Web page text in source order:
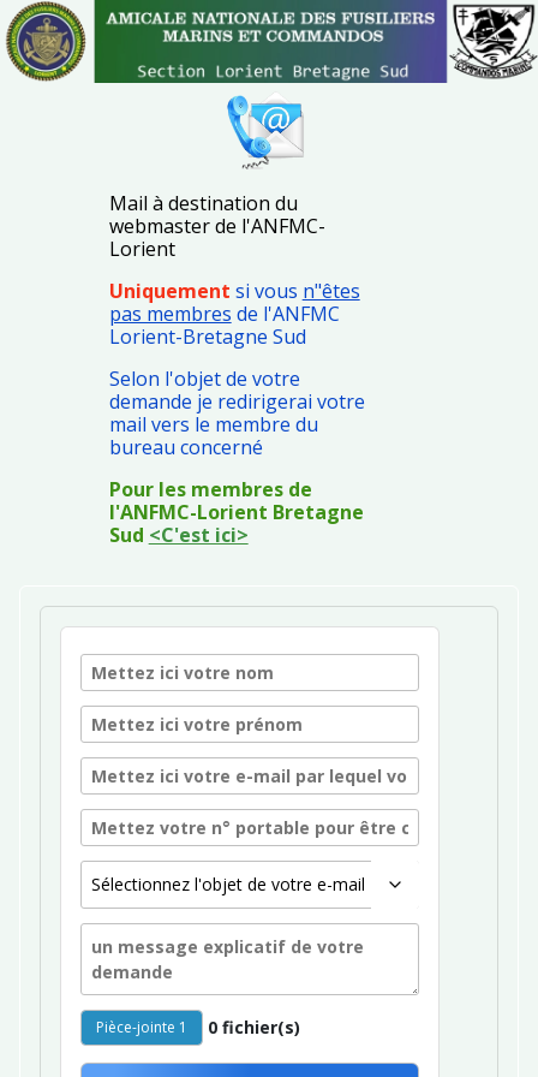
Mail à destination du
webmaster de l'ANFMC-
Lorient
Uniquement si vous n"êtes
pas membres de l'ANFMC
Lorient-Bretagne Sud
Selon l'objet de votre
demande je redirigerai votre
mail vers le membre du
bureau concerné
Pour les membres de
l'ANFMC-Lorient Bretagne
Sud <C'est ici>
Pièce-jointe 1 0 fichier(s)